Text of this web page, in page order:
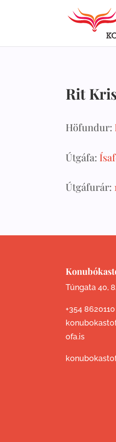
Rit
Höfundur:
Útgáfa:
Útgáfurár:
Túngata 40,
+354 8620110
ofa.is